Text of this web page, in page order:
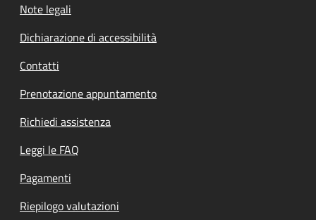
Note legali
Dichiarazione di accessibilità
Contatti
Prenotazione appuntamento
Richiedi assistenza
Leggi le FAQ
Pagamenti
Riepilogo valutazioni